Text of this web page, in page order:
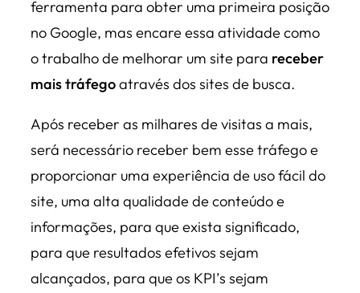
ferramenta para obter uma primeira posição
no Google, mas encare essa atividade como
o trabalho de melhorar um site para receber
mais tráfegoatravés dos sites de busca.
Após receber as milhares de visitas a mais,
será necessário receber bem esse tráfego e
proporcionar uma experiência de uso fácil do
site, uma alta qualidade de conteúdo e
informações, para que exista significado,
para que resultados efetivos sejam
alcançados, para que os KPI’s sejam